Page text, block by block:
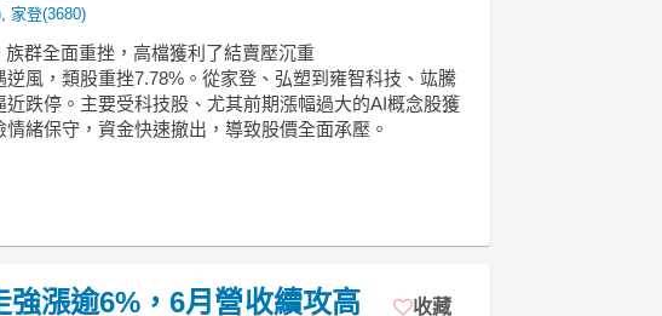
家登(3680)
群全面重挫，高檔獲利了結賣壓沉重
風，類股重挫7.78%。從家登、弘塑到雍智科技、竑騰
跌停。主要受科技股、尤其前期漲幅過大的AI概念股獲
緒保守，資金快速撤出，導致股價全面承壓。
強漲逾6%，6月營收續攻高
收藏